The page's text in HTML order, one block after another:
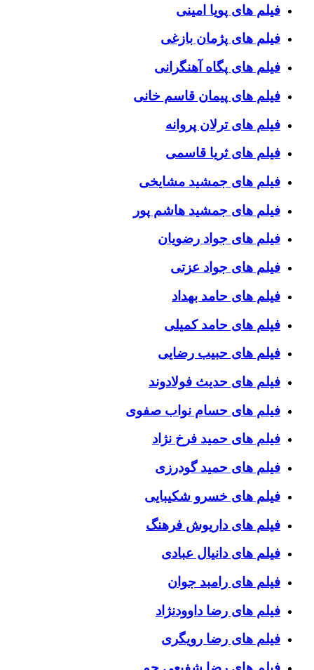
فیلم های پویا امینی
فیلم های پژمان بازغی
فیلم های پگاه آهنگرانی
فیلم های پیمان قاسم خانی
فیلم های ترلان پروانه
فیلم های ثریا قاسمی
فیلم های جمشید مشایخی
فیلم های جمشید هاشم پور
فیلم های جواد رضویان
فیلم های جواد عزتی
فیلم های حامد بهداد
فیلم های حامد کمیلی
فیلم های حبیب رضایی
فیلم های حدیث فولادوند
فیلم های حسام نواب صفوی
فیلم های حمید فرخ نژاد
فیلم های حمید گودرزی
فیلم های خسرو شکیبایی
فیلم های داریوش فرهنگ
فیلم های دانیال عبادی
فیلم های رامبد جوان
فیلم های رضا داوودنژاد
فیلم های رضا رویگری